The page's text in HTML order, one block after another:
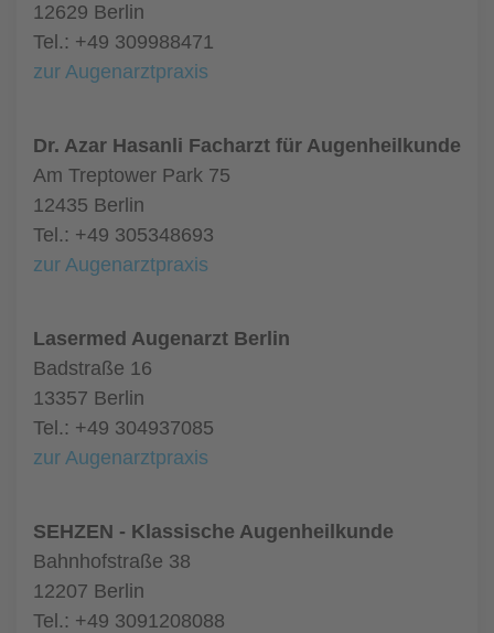
12629 Berlin
Tel.: +49 309988471
zur Augenarztpraxis
Dr. Azar Hasanli Facharzt für Augenheilkunde
Am Treptower Park 75
12435 Berlin
Tel.: +49 305348693
zur Augenarztpraxis
Lasermed Augenarzt Berlin
Badstraße 16
13357 Berlin
Tel.: +49 304937085
zur Augenarztpraxis
SEHZEN - Klassische Augenheilkunde
Bahnhofstraße 38
12207 Berlin
Tel.: +49 3091208088